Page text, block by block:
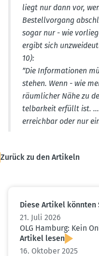
liegt nur dann vor,
Bestell­vorgang
sogar nur - wie
ergibt sich
10):
”Die Infor­ma­tionen
stehen. Wenn - wie
räumlicher Nähe zu
tel­barkeit erfüllt ist. ...
erreichbar oder nur
Zurück zu den Artikeln
Diese Artikel könnten
21. Juli 2026
OLG Hamburg: Kein
Artikel lesen
16. Oktober 2025